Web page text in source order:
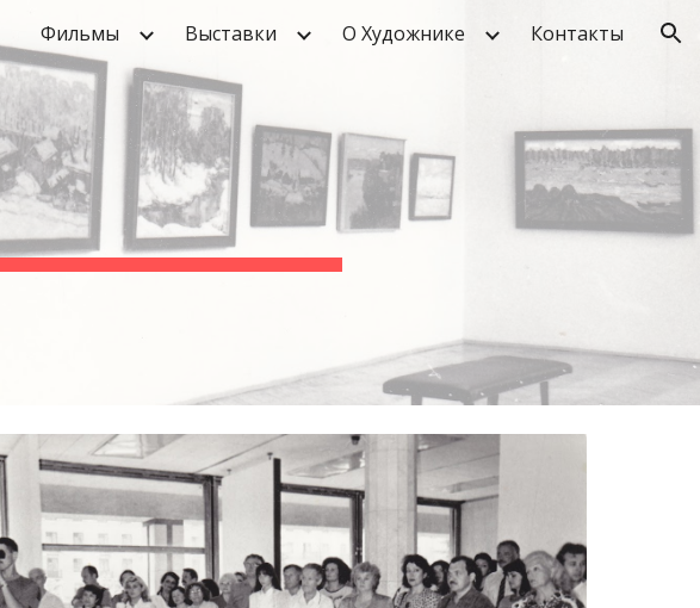
Skip to navigation
Фильмы Выставки О Художнике Контакты